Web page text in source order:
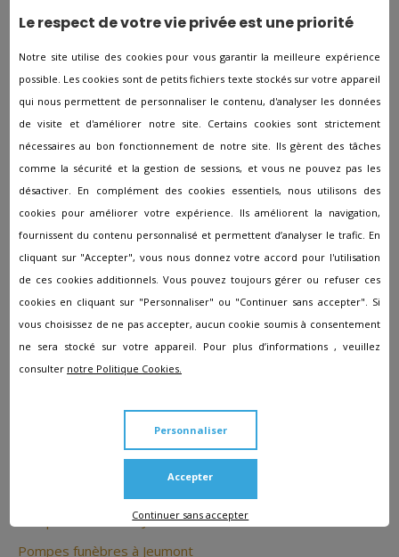
Pompes funèbres à Haspres
Pompes funèbres à Haubourdin
Pompes funèbres à HAULCHIN
Pompes funèbres à Haussy
Pompes funèbres à Hazebrouck
Pompes funèbres à Hem
Pompes funèbres à Hérin
Pompes funèbres à Herlies
Pompes funèbres à Hondschoote
Pompes funèbres à Hordain
Pompes funèbres à Houplines
Pompes funèbres à Inchy
Pompes funèbres à Jenlain
Pompes funèbres à Jeumont
Le respect de votre vie privée est une priorité
Notre site utilise des cookies pour vous garantir la meilleure expérience
possible. Les cookies sont de petits fichiers texte stockés sur votre appareil
qui nous permettent de personnaliser le contenu, d'analyser les données
de visite et d'améliorer notre site. Certains cookies sont strictement
nécessaires au bon fonctionnement de notre site. Ils gèrent des tâches
comme la sécurité et la gestion de sessions, et vous ne pouvez pas les
désactiver. En complément des cookies essentiels, nous utilisons des
cookies pour améliorer votre expérience. Ils améliorent la navigation,
fournissent du contenu personnalisé et permettent d’analyser le trafic. En
cliquant sur "Accepter", vous nous donnez votre accord pour l'utilisation
de ces cookies additionnels. Vous pouvez toujours gérer ou refuser ces
cookies en cliquant sur "Personnaliser" ou "Continuer sans accepter". Si
vous choisissez de ne pas accepter, aucun cookie soumis à consentement
ne sera stocké sur votre appareil. Pour plus d’informations , veuillez
consulter notre Politique Cookies.
Continuer sans accepter
Personnaliser
Accepter